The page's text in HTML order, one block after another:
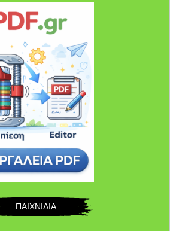
ΠΑΙΧΝΙΔΙΑ